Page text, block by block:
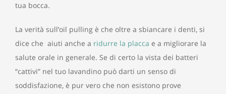
tua bocca.
La verità sull’oil pulling è che oltre a sbiancare i denti, si
dice che aiuti anche a ridurre la placca e a migliorare la
salute orale in generale. Se di certo la vista dei batteri
“cattivi” nel tuo lavandino può darti un senso di
soddisfazione, è pur vero che non esistono prove